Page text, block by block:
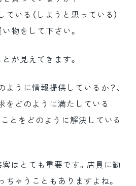
いる（しようと思っている）
物をして下さい。
が見えてきます。
うに情報提供しているか？、
をどのように満たしている
ことをどのように解決している
客はとても重要です。店員に勧
ちゃうこともありますよね。